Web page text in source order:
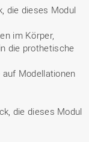
die dieses Modul
im Körper,
die prothetische
Modellationen
die dieses Modul